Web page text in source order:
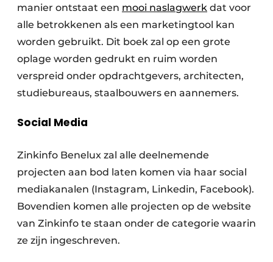
manier ontstaat een mooi naslagwerk dat voor
alle betrokkenen als een marketingtool kan
worden gebruikt. Dit boek zal op een grote
oplage worden gedrukt en ruim worden
verspreid onder opdrachtgevers, architecten,
studiebureaus, staalbouwers en aannemers.
Social Media
Zinkinfo Benelux zal alle deelnemende
projecten aan bod laten komen via haar social
mediakanalen (Instagram, Linkedin, Facebook).
Bovendien komen alle projecten op de website
van Zinkinfo te staan onder de categorie waarin
ze zijn ingeschreven.